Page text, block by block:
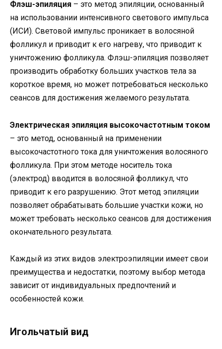
Флэш-эпиляция – это метод эпиляции, основанный
на использовании интенсивного светового импульса
(ИСИ). Световой импульс проникает в волосяной
фолликул и приводит к его нагреву, что приводит к
уничтожению фолликула. Флэш-эпиляция позволяет
производить обработку больших участков тела за
короткое время, но может потребоваться несколько
сеансов для достижения желаемого результата.
Электрическая эпиляция высокочастотным током
– это метод, основанный на применении
высокочастотного тока для уничтожения волосяного
фолликула. При этом методе носитель тока
(электрод) вводится в волосяной фолликул, что
приводит к его разрушению. Этот метод эпиляции
позволяет обрабатывать большие участки кожи, но
может требовать несколько сеансов для достижения
окончательного результата.
Каждый из этих видов электроэпиляции имеет свои
преимущества и недостатки, поэтому выбор метода
зависит от индивидуальных предпочтений и
особенностей кожи.
Игольчатый вид